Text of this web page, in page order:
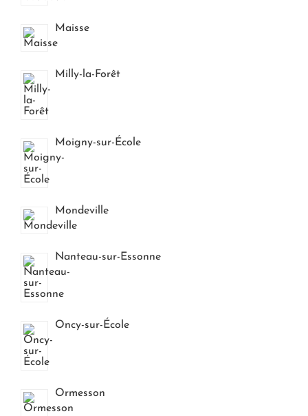
Maisse
Milly-la-Forêt
Moigny-sur-École
Mondeville
Nanteau-sur-Essonne
Oncy-sur-École
Ormesson